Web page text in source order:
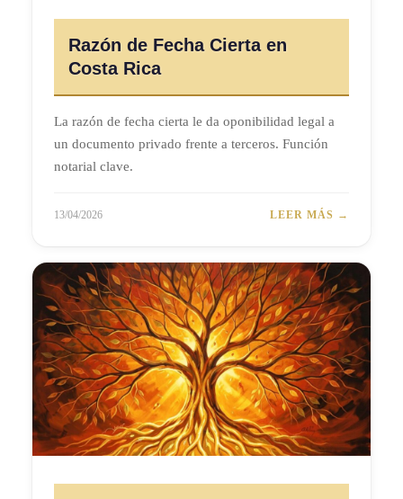
Razón de Fecha Cierta en
Costa Rica
La razón de fecha cierta le da oponibilidad legal a
un documento privado frente a terceros. Función
notarial clave.
13/04/2026 LEER MÁS →